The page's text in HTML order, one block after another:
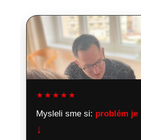
★★★★★
Mysleli sme si: problém je
↓